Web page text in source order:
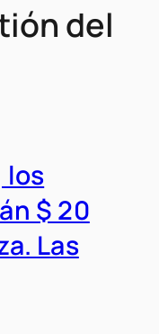
del
los
$ 20
Las